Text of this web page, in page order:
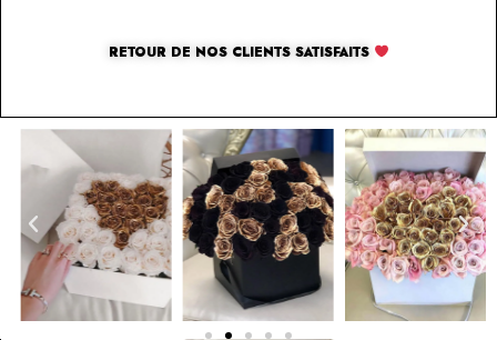
RETOUR DE NOS CLIENTS SATISFAITS